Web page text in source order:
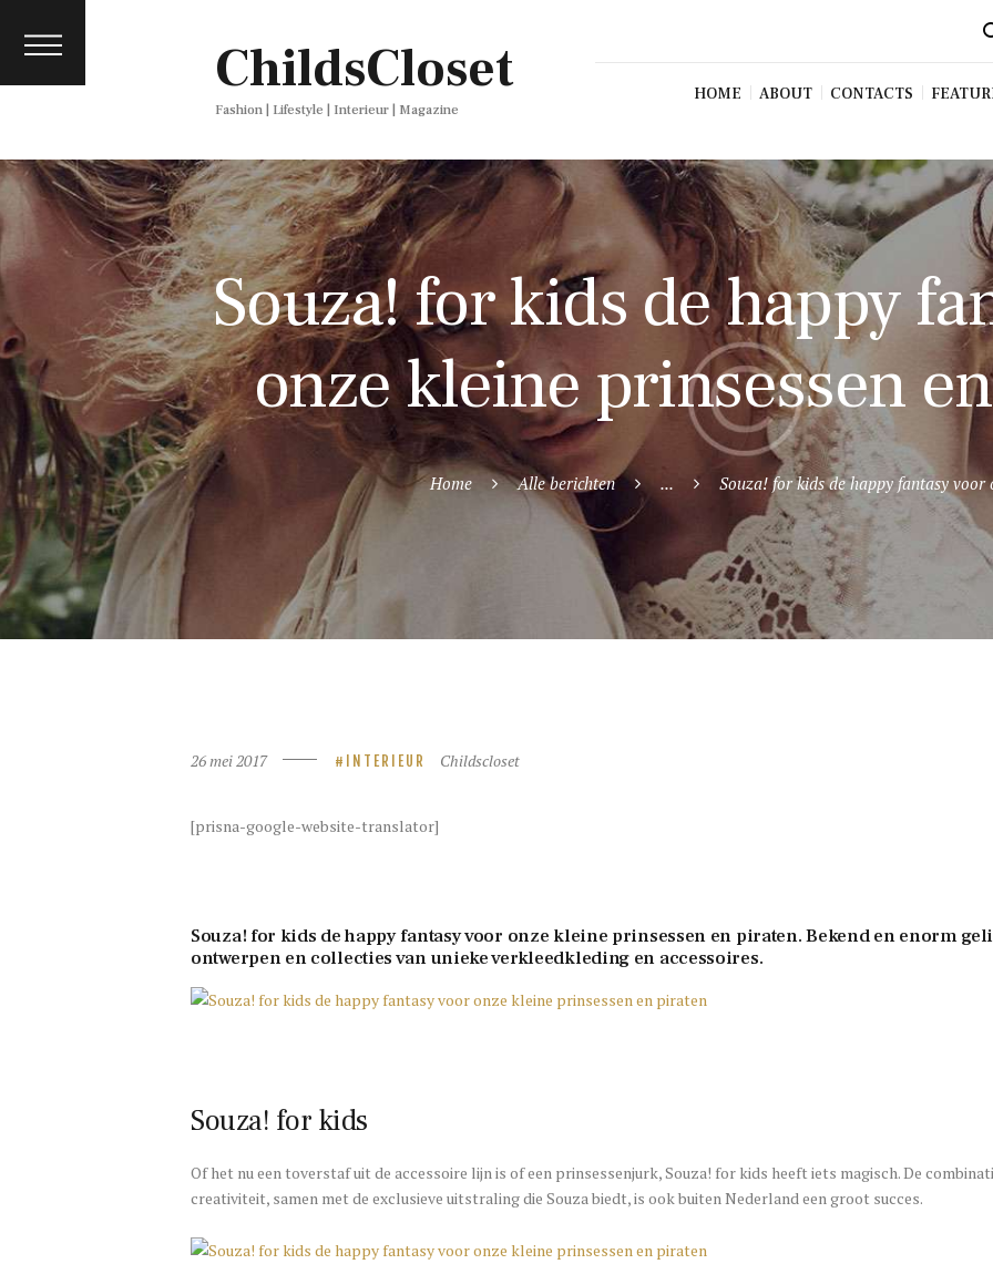
ChildsCloset
Fashion | Lifestyle | Interieur | Magazine
HOME ABOUT CONTACTS
Souza! for kids de happy
onze kleine prinsessen
Home Alle berichten ... Souza! for kids de happy fantasy voor
26 mei 2017 INTERIEUR Childscloset
[prisna-google-website-translator]
Souza! for kids de happy fantasy voor onze kleine prinsessen en piraten. Bekend en enorm
ontwerpen en collecties van unieke verkleedkleding en accessoires.
Souza! for kids
Of het nu een toverstaf uit de accessoire lijn is of een prinsessenjurk, Souza! for kids heeft iets magisch. De
creativiteit, samen met de exclusieve uitstraling die Souza biedt, is ook buiten Nederland een groot succes.